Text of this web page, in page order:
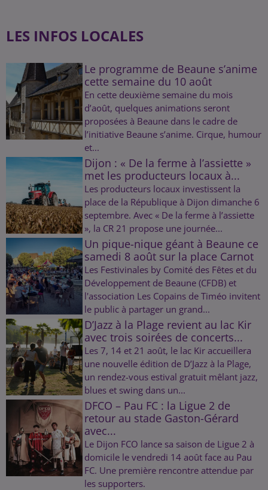
LES INFOS LOCALES
Le programme de Beaune s’anime
cette semaine du 10 août
En cette deuxième semaine du mois
d’août, quelques animations seront
proposées à Beaune dans le cadre de
l’initiative Beaune s’anime. Cirque, humour
et...
Dijon : « De la ferme à l’assiette »
met les producteurs locaux à...
Les producteurs locaux investissent la
place de la République à Dijon dimanche 6
septembre. Avec « De la ferme à l’assiette
», la CR 21 propose une journée...
Un pique-nique géant à Beaune ce
samedi 8 août sur la place Carnot
Les Festivinales by Comité des Fêtes et du
Développement de Beaune (CFDB) et
l'association Les Copains de Timéo invitent
le public à partager un grand...
D’Jazz à la Plage revient au lac Kir
avec trois soirées de concerts...
Les 7, 14 et 21 août, le lac Kir accueillera
une nouvelle édition de D’Jazz à la Plage,
un rendez-vous estival gratuit mêlant jazz,
blues et swing dans un...
DFCO – Pau FC : la Ligue 2 de
retour au stade Gaston-Gérard
avec...
Le Dijon FCO lance sa saison de Ligue 2 à
domicile le vendredi 14 août face au Pau
FC. Une première rencontre attendue par
les supporters.